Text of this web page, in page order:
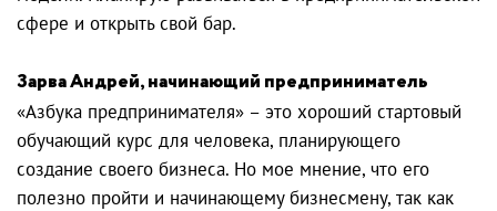
сфере и открыть свой бар.
Зарва Андрей, начинающий предприниматель
«Азбука предпринимателя» – это хороший стартовый
обучающий курс для человека, планирующего
создание своего бизнеса. Но мое мнение, что его
полезно пройти и начинающему бизнесмену, так как